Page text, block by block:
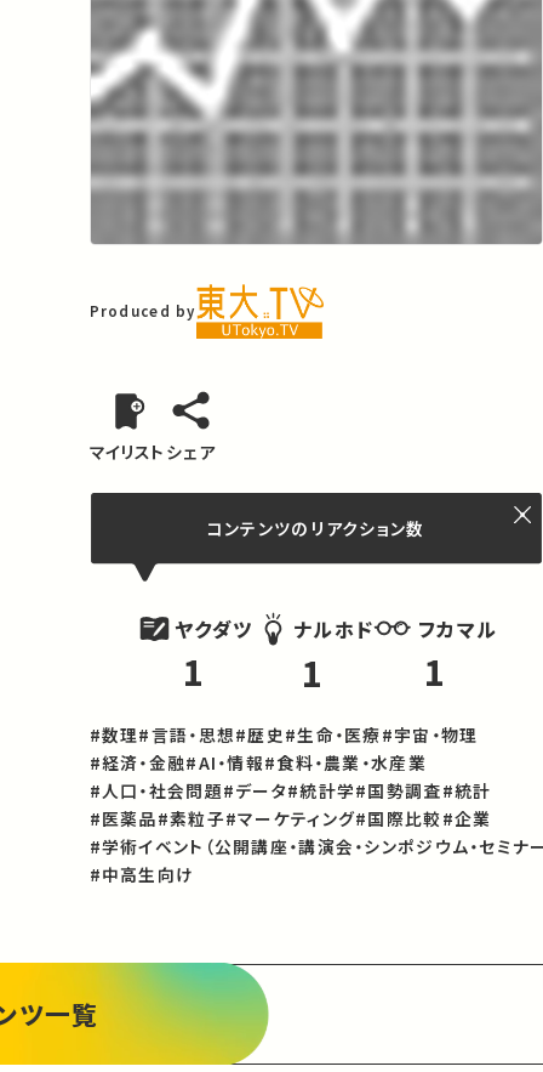
Produced by
マイリスト シェア
コンテンツの リアクション数
ヤクダツ
1
ナルホド
1
フカマル
1
#数理#言語・思想#歴史 #生命・医療#宇宙・物理
#経済・金融#AI・情報#食料・農業・水産業
#人口・社会問題#データ#統計学#国勢調査#統計
#医薬品#素粒子#マーケティング#国際比較#企業
#学術イベント（公開講座・講演会・シンポジウム・セミナ
#中高生向け
ツ一覧